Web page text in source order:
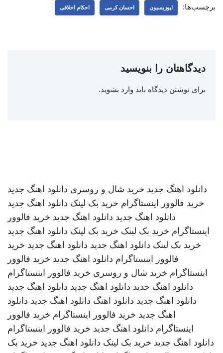
برچسب‌ها: اپوزیسیون احسان کرمی احکام اخلاقی
دیدگاهتان را بنویسید
برای نوشتن دیدگاه باید وارد بشوید.
دانلود اهنگ جدید خرید شال و روسری دانلود اهنگ جدید
خرید فالوور اینستاگرام خرید بک لینک دانلود اهنگ جدید
دانلود اهنگ جدید دانلود اهنگ جدید خرید فالوور
اینستاگرام خرید بک لینک خرید بک لینک دانلود اهنگ جدید
خرید بک لینک دانلود اهنگ جدید دانلود اهنگ جدید خرید
فالوور اینستاگرام دانلود اهنگ جدید خرید فالوور
اینستاگرام خرید شال و روسری خرید فالوور اینستاگرام
دانلود اهنگ جدید دانلود اهنگ جدید دانلود اهنگ جدید
دانلود اهنگ جدید دانلود اهنگ دانلود اهنگ جدید دانلود
اهنگ جدید خرید فالوور اینستاگرام خرید فالوور
اینستاگرام دانلود اهنگ جدید خرید فالوور اینستاگرام
دانلود اهنگ جدید خرید بک لینک دانلود اهنگ جدید خرید بک